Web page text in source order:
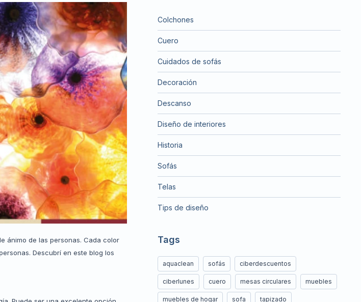
ánimo de las personas. Cada color
Descubrí en este blog los
Colchones
Cuero
Cuidados de sofás
Decoración
Descanso
Diseño de interiores
Historia
Sofás
Telas
Tips de diseño
Tags
aquaclean sofás ciberdescuentos
ciberlunes cuero mesas circulares muebles
muebles de hogar sofa tapizado